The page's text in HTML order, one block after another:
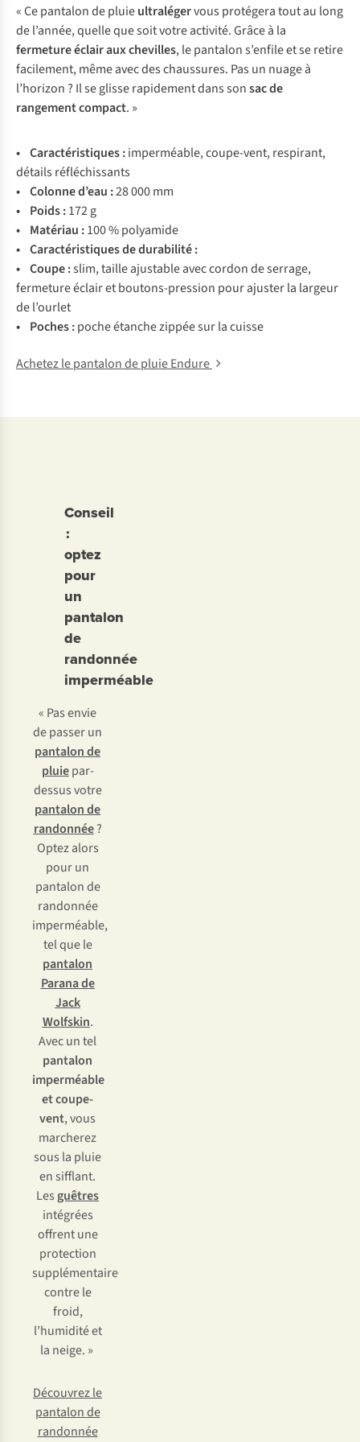
« Ce pantalon de pluieultralégervous protégera tout au long
de l’année, quelle que soit votre activité. Grâce à la
fermeture éclair aux chevilles, le pantalon s’enfile et se retire
facilement, même avec des chaussures. Pas un nuage à
l’horizon ? Il se glisse rapidement dans sonsac de
rangement compact. »
• Caractéristiques :imperméable, coupe-vent, respirant,
détails réfléchissants
• Colonne d’eau :28 000 mm
• Poids :172 g
• Matériau :100 % polyamide
• Caractéristiques de durabilité :
• Coupe :slim, taille ajustable avec cordon de serrage,
fermeture éclair et boutons-pression pour ajuster la largeur
de l’ourlet
• Poches :poche étanche zippée sur la cuisse
Achetez le pantalon de pluie Endure
Conseil
:
optez
pour
un
pantalon
de
randonnée
imperméable
« Pas envie
de passer un
pantalon de
pluiepar-
dessus votre
pantalon de
randonnée?
Optez alors
pour un
pantalon de
randonnée
imperméable,
tel que le
pantalon
Parana de
Jack
Wolfskin.
Avec un tel
pantalon
imperméable
et coupe-
vent, vous
marcherez
sous la pluie
en sifflant.
Les guêtres
intégrées
offrent une
protection
supplémentaire
contre le
froid,
l’humidité et
la neige. »
Découvrez le
pantalon de
randonnée